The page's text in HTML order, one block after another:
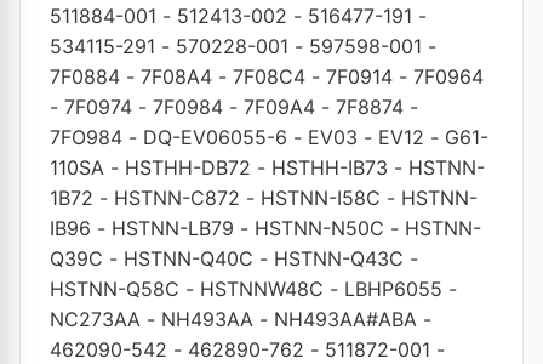
511884-001 - 512413-002 - 516477-191 -
534115-291 - 570228-001 - 597598-001 -
7F0884 - 7F08A4 - 7F08C4 - 7F0914 - 7F0964
- 7F0974 - 7F0984 - 7F09A4 - 7F8874 -
7FO984 - DQ-EV06055-6 - EV03 - EV12 - G61-
110SA - HSTHH-DB72 - HSTHH-IB73 - HSTNN-
1B72 - HSTNN-C872 - HSTNN-I58C - HSTNN-
IB96 - HSTNN-LB79 - HSTNN-N50C - HSTNN-
Q39C - HSTNN-Q40C - HSTNN-Q43C -
HSTNN-Q58C - HSTNNW48C - LBHP6055 -
NC273AA - NH493AA - NH493AA#ABA -
462090-542 - 462890-762 - 511872-001 -